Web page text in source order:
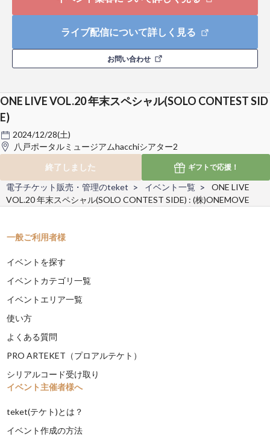
ライブ配信について詳しく見る
お問い合わせ
ONE LIVE VOL.20 年末スペシャル(SOLO CONTEST SID
E)
2024/12/28(土)
八戸ポータルミュージアムhacchiシアター2
終了しました
ギフトで応援！
電子チケット販売・管理のteket イベント一覧
ONE LIVE
VOL.20 年末スペシャル(SOLO CONTEST SIDE) : (株)ONEMOVE
一般ご利用者様
イベントを探す
イベントカテゴリ一覧
イベントエリア一覧
使い方
よくある質問
PRO ARTEKET（プロアルテケト）
シリアルコード受け取り
イベント主催者様へ
teket(テケト)とは？
イベント作成の方法